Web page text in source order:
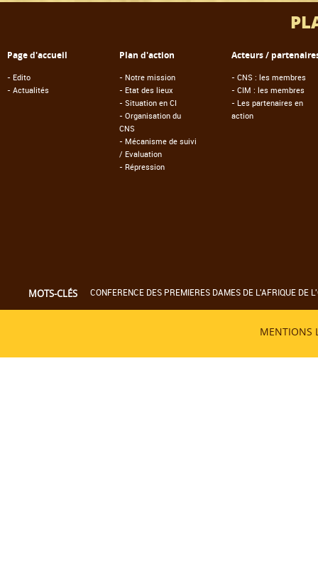
Page d'accueil
- Edito
- Actualités
Plan d'action
- Notre mission
- Etat des lieux
- Situation en CI
- Organisation du
CNS
- Mécanisme de suivi
/ Evaluation
- Répression
Acteurs /
- CNS : les membres
- CIM : les membres
- Les partenaires en
action
MOTS-CLÉS CONFERENCE DES PREMIERES DAMES DE L'AFRIQUE DE
MENTIONS